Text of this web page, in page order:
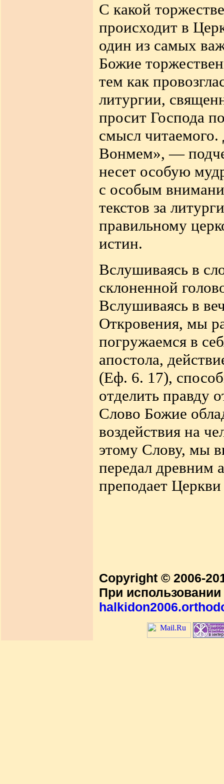
С какой
происходит в
один из самых
Божие
тем как
литургии,
просит Господа
смысл читаемого.
Вонмем», —
несет особую
с особым
текстов за
правильному
истин.
Вслушиваясь в
склоненной
Вслушиваясь в
Откровения, мы
погружаемся в
апостола,
(Еф. 6. 17),
отделить правду
Слово Божие
воздействия на
этому Слову, мы
передал древним
преподает
Copyright © 2006-
При